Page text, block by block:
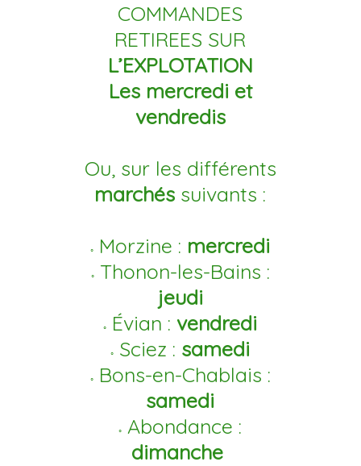
COMMANDES
RETIREES SUR
L’EXPLOTATION
Les mercredi et
vendredis
Ou, sur les différents
marchés suivants :
◦ Morzine : mercredi
◦Thonon-les-Bains :
jeudi
◦ Évian : vendredi
◦ Sciez : samedi
◦Bons-en-Chablais :
samedi
◦ Abondance :
dimanche